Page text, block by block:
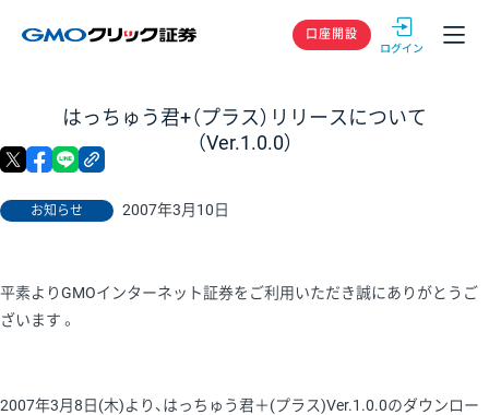
GMOクリック
口座開設
はっちゅう君+（プラス）リリースについて
（Ver.1.0.0）
お知らせ 2007年3月10日
X facebook
平素よりGMOインターネット証券をご利用いただき誠にありがとうご
ざいます 。
2007年3月8日(木)より、はっちゅう君＋(プラス)Ver.1.0.0のダウンロー